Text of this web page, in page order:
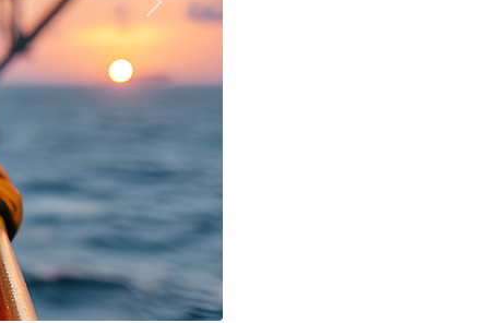
Próxima